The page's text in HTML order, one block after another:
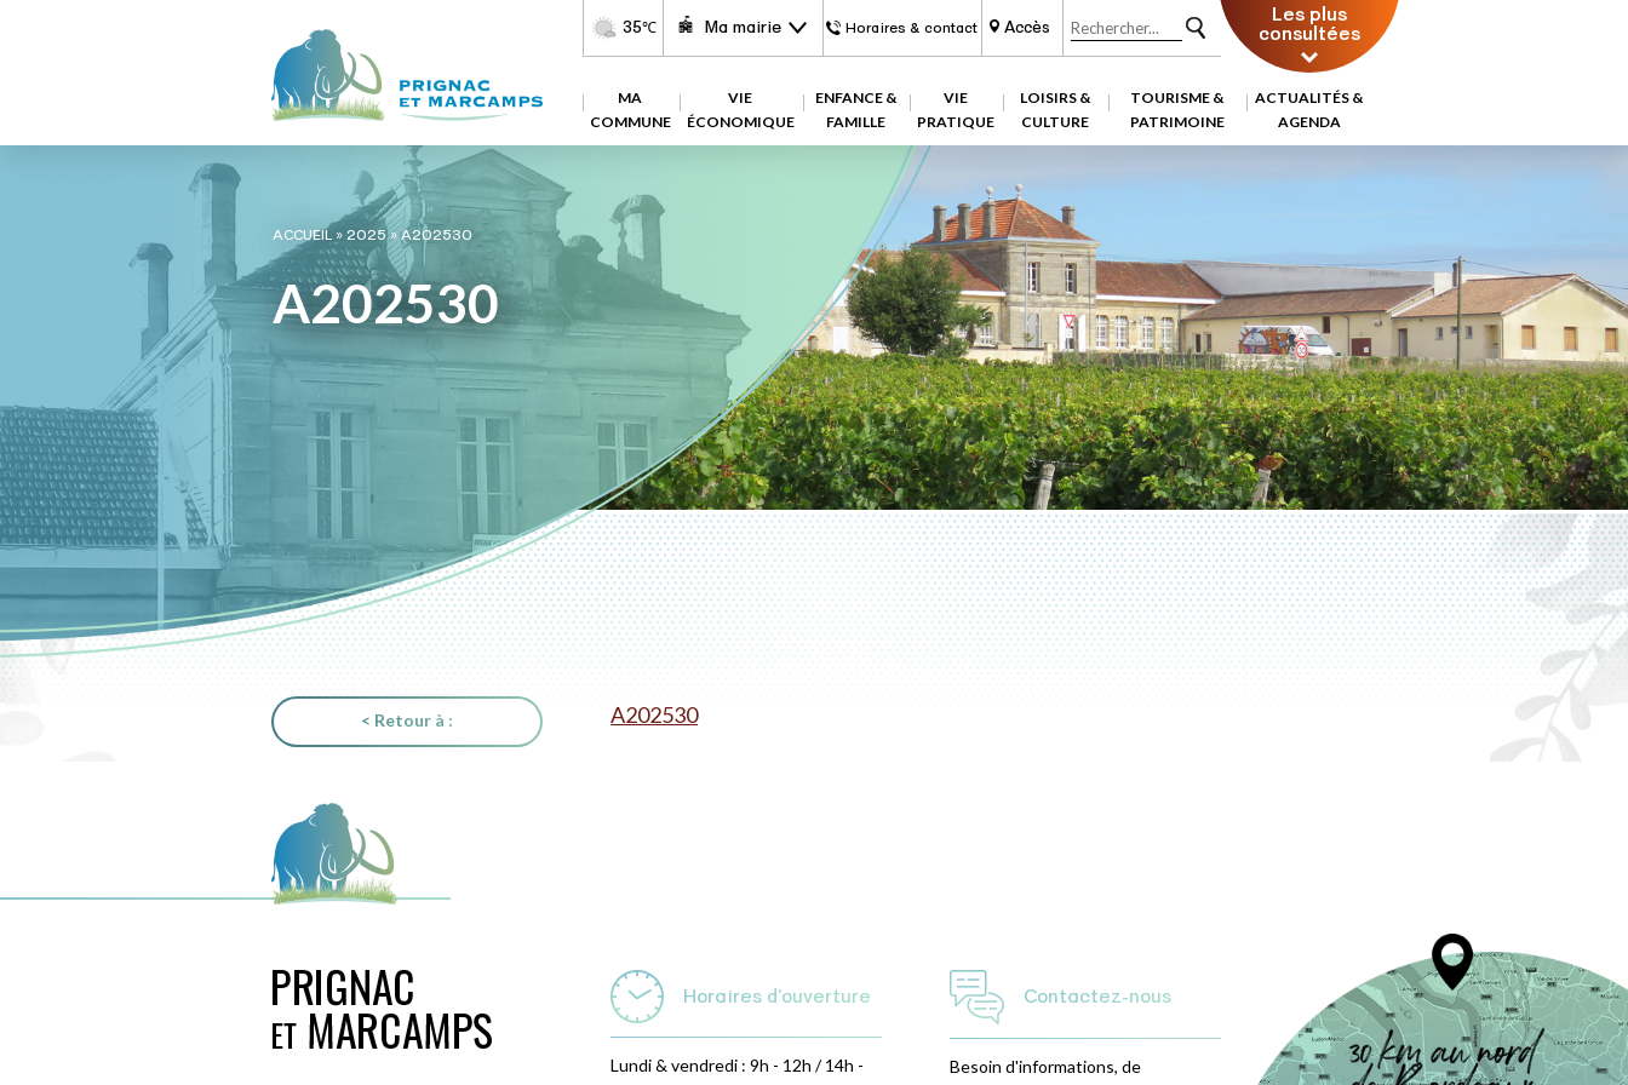
35℃ Ma mairie Horaires & contact Accès Les plus
consultées
MA
COMMUNE
VIE
ÉCONOMIQUE
ENFANCE &
FAMILLE
VIE
PRATIQUE
LOISIRS &
CULTURE
TOURISME &
PATRIMOINE
ACTUALITÉS &
AGENDA
ACCUEIL»2025»A202530
A202530
< Retour à : A202530
Horaires d'ouverture
Lundi & vendredi : 9h - 12h / 14h -
Contactez-nous
Besoin d'informations, de